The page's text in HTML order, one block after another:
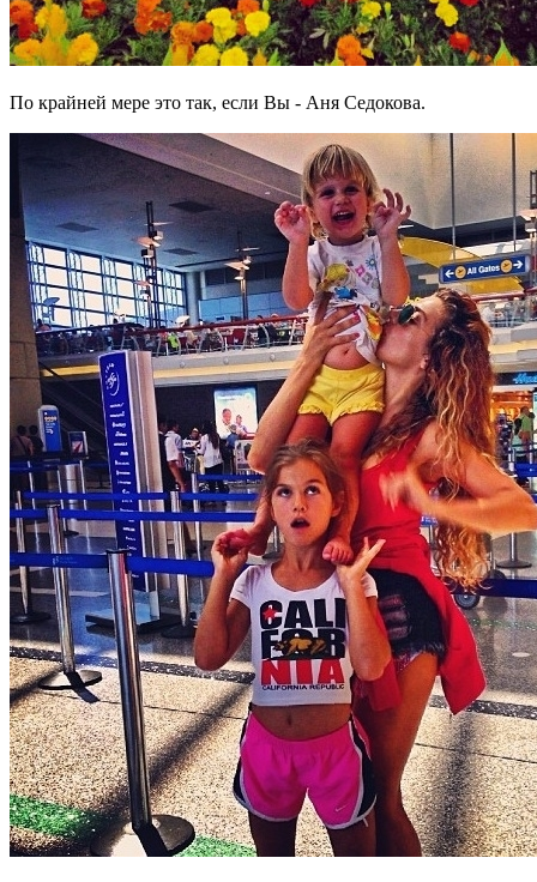
По крайней мере это так, если Вы - Аня Седокова.